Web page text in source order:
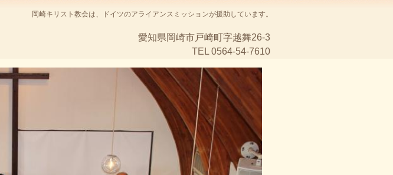
岡崎キリスト教会は、ドイツのアライアンスミッションが援助しています。
愛知県岡崎市戸崎町字越舞26-3
TEL 0564-54-7610